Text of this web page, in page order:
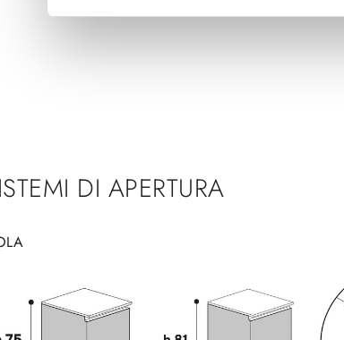
DI APERTURA